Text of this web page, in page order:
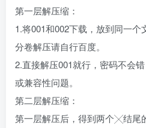
第一层解压缩：
1.将001和002下载，放到同一
分卷解压请自行百度。
2.直接解压001就行，密码不会
或兼容性问题。
第二层解压缩：
第一层解压后，得到两个╳结尾